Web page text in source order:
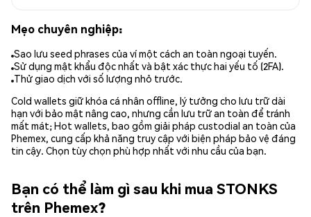
Mẹo chuyên nghiệp:
Sao lưu seed phrases của ví một cách an toàn ngoại tuyến.
Sử dụng mật khẩu độc nhất và bật xác thực hai yếu tố (2FA).
Thử giao dịch với số lượng nhỏ trước.
Cold wallets giữ khóa cá nhân offline, lý tưởng cho lưu trữ dài
hạn với bảo mật nâng cao, nhưng cần lưu trữ an toàn để tránh
mất mát; Hot wallets, bao gồm giải pháp custodial an toàn của
Phemex, cung cấp khả năng truy cập với biện pháp bảo vệ đáng
tin cậy. Chọn tùy chọn phù hợp nhất với nhu cầu của bạn.
Bạn có thể làm gì sau khi mua STONKS
trên Phemex?